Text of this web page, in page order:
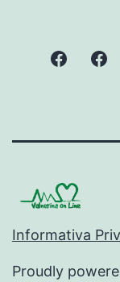
Informativa
Proudly